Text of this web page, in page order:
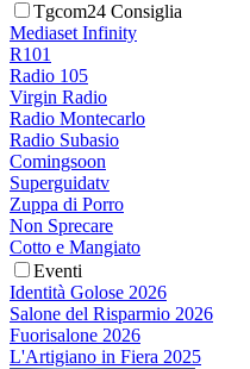
Tgcom24 Consiglia
Mediaset Infinity
R101
Radio 105
Virgin Radio
Radio Montecarlo
Radio Subasio
Comingsoon
Superguidatv
Zuppa di Porro
Non Sprecare
Cotto e Mangiato
Eventi
Identità Golose 2026
Salone del Risparmio 2026
Fuorisalone 2026
L'Artigiano in Fiera 2025